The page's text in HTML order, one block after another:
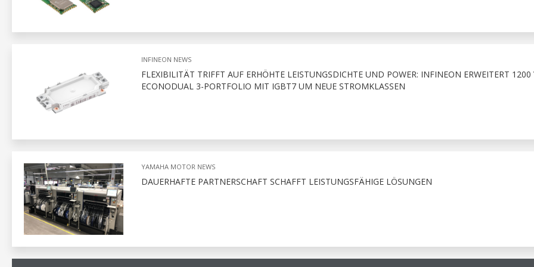
INFINEON NEWS
FLEXIBILITÄT TRIFFT AUF ERHÖHTE LEISTUNGSDICHTE UND POWER: INFINEON ERWEITERT 1200
ECONODUAL 3-PORTFOLIO MIT IGBT7 UM NEUE STROMKLASSEN
YAMAHA MOTOR NEWS
DAUERHAFTE PARTNERSCHAFT SCHAFFT LEISTUNGSFÄHIGE LÖSUNGEN